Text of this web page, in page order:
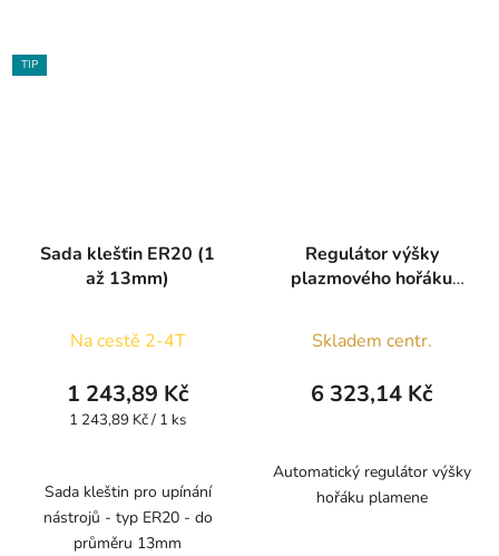
TIP
Sada klešťin ER20 (1
až 13mm)
Na cestě 2-4T
1 243,89 Kč
Měrná
1 243,89 Kč / 1 ks
Sada kleštin pro upínání
nástrojů - typ ER20 - do
průměru 13mm
Regulátor výšky
plazmového hořáku
Skladem centr.
6 323,14 Kč
Automatický regulátor výšky
hořáku plamene